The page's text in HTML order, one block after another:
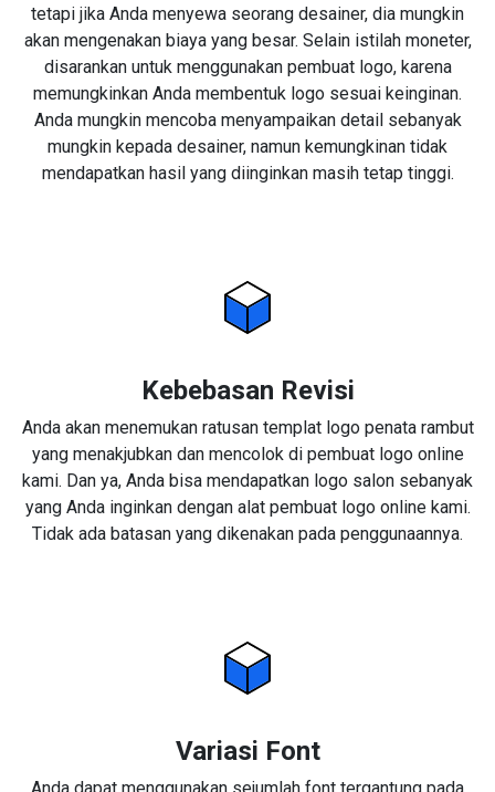
tetapi jika Anda menyewa seorang desainer, dia mungkin
akan mengenakan biaya yang besar. Selain istilah moneter,
disarankan untuk menggunakan pembuat logo, karena
memungkinkan Anda membentuk logo sesuai keinginan.
Anda mungkin mencoba menyampaikan detail sebanyak
mungkin kepada desainer, namun kemungkinan tidak
mendapatkan hasil yang diinginkan masih tetap tinggi.
Kebebasan Revisi
Anda akan menemukan ratusan templat logo penata rambut
yang menakjubkan dan mencolok di pembuat logo online
kami. Dan ya, Anda bisa mendapatkan logo salon sebanyak
yang Anda inginkan dengan alat pembuat logo online kami.
Tidak ada batasan yang dikenakan pada penggunaannya.
Variasi Font
Anda dapat menggunakan sejumlah font tergantung pada